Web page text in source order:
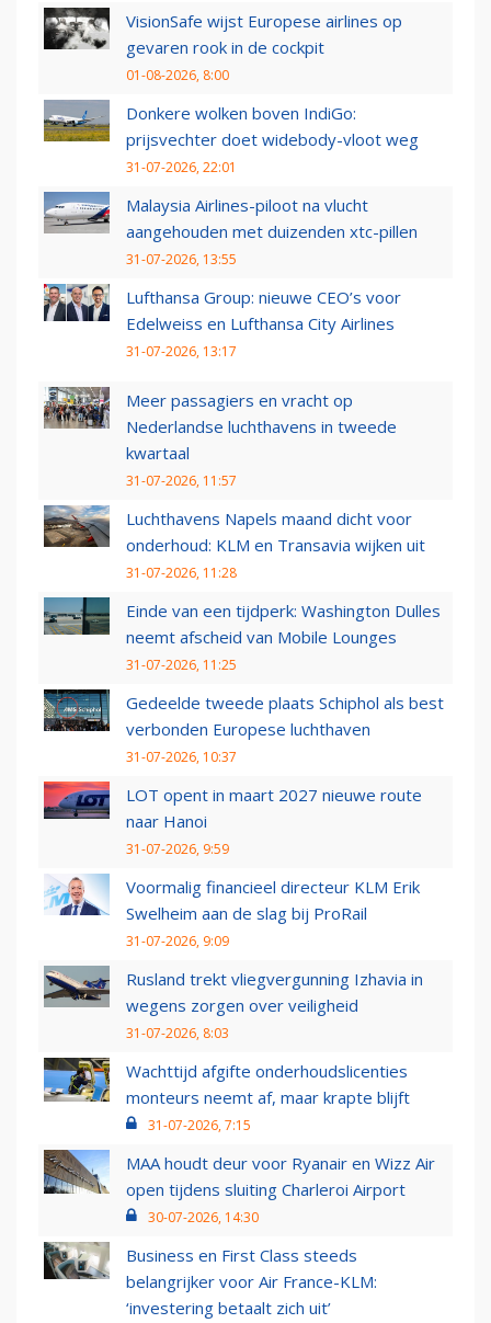
VisionSafe wijst Europese airlines op
gevaren rook in de cockpit
01-08-2026, 8:00
Donkere wolken boven IndiGo:
prijsvechter doet widebody-vloot weg
31-07-2026, 22:01
Malaysia Airlines-piloot na vlucht
aangehouden met duizenden xtc-pillen
31-07-2026, 13:55
Lufthansa Group: nieuwe CEO’s voor
Edelweiss en Lufthansa City Airlines
31-07-2026, 13:17
Meer passagiers en vracht op
Nederlandse luchthavens in tweede
kwartaal
31-07-2026, 11:57
Luchthavens Napels maand dicht voor
onderhoud: KLM en Transavia wijken uit
31-07-2026, 11:28
Einde van een tijdperk: Washington Dulles
neemt afscheid van Mobile Lounges
31-07-2026, 11:25
Gedeelde tweede plaats Schiphol als best
verbonden Europese luchthaven
31-07-2026, 10:37
LOT opent in maart 2027 nieuwe route
naar Hanoi
31-07-2026, 9:59
Voormalig financieel directeur KLM Erik
Swelheim aan de slag bij ProRail
31-07-2026, 9:09
Rusland trekt vliegvergunning Izhavia in
wegens zorgen over veiligheid
31-07-2026, 8:03
Wachttijd afgifte onderhoudslicenties
monteurs neemt af, maar krapte blijft
31-07-2026, 7:15
MAA houdt deur voor Ryanair en Wizz Air
open tijdens sluiting Charleroi Airport
30-07-2026, 14:30
Business en First Class steeds
belangrijker voor Air France-KLM:
‘investering betaalt zich uit’